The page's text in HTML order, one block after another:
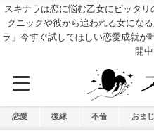
スキナラは恋に悩む乙女にピッタ
クニックや彼から追われる女にな
ラ」今すぐ試してほしい恋愛成就が
開中
恋愛 復縁 不倫 おま